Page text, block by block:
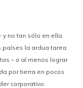
y no tan sólo en ella.
países la ardua tarea
– o al menos lograr
por tierra en pocos
corporativo.